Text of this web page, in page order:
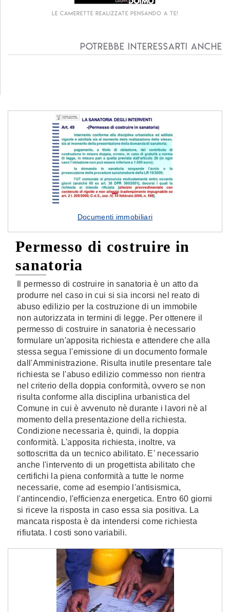
Documenti immobiliari
Permesso di costruire in
sanatoria
Il permesso di costruire in sanatoria è un atto da
produrre nel caso in cui si sia incorsi nel reato di
abuso edilizio per la costruzione di un immobile
non autorizzata in termini di legge. Per ottenere il
permesso di costruire in sanatoria è necessario
formulare un'apposita richiesta e attendere che alla
stessa segua l'emissione di un documento formale
dall'Amministrazione. Risulta inutile presentare tale
richiesta se l'abuso edilizio commesso non rientra
nel criterio della doppia conformità, ovvero se non
risulta conforme alla disciplina urbanistica del
Comune in cui è avvenuto nè durante i lavori nè al
momento della presentazione della richiesta.
Condizione necessaria è, quindi, la doppia
conformità. L'apposita richiesta, inoltre, va
sottoscritta da un tecnico abilitato. E' necessario
anche l'intervento di un progettista abilitato che
certifichi la piena conformità a tutte le norme
necessarie, come ad esempio l'antisismica,
l'antincendio, l'efficienza energetica. Entro 60 giorni
si riceve la risposta in caso essa sia positiva. La
mancata risposta è da intendersi come richiesta
rifiutata. I costi sono variabili.
Le camerette realizzate pensando a te!
Potrebbe interessarti anche